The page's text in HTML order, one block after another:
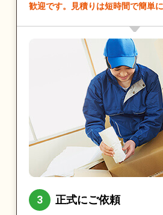
歓迎です。見積りは短時間で簡単に
正式にご依頼